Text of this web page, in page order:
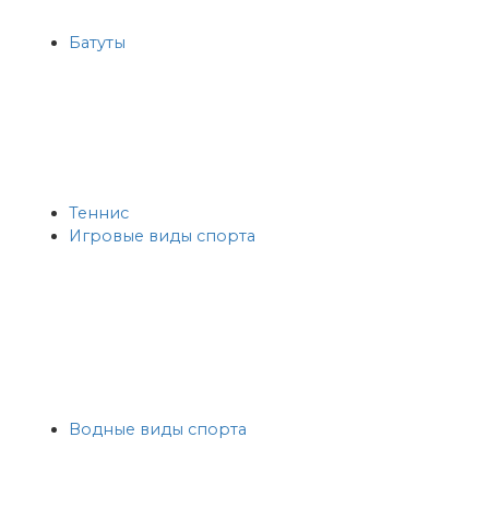
Батуты
Теннис
Игровые виды спорта
Водные виды спорта